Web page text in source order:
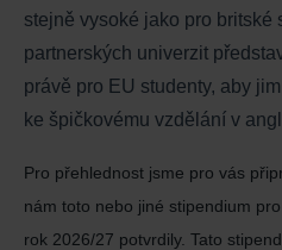
stejně vysoké jako pro britské
partnerských univerzit
právě pro EU studenty, aby
ke špičkovému vzdělání v
Pro přehlednost jsme pro vás
nám toto nebo jiné stipendium
rok 2026/27 potvrdily. Tato